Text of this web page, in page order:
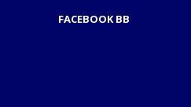
FACEBOOK BB